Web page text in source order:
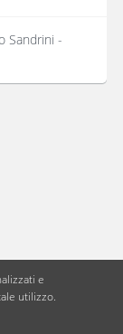
Sandrini -
e
utilizzo.